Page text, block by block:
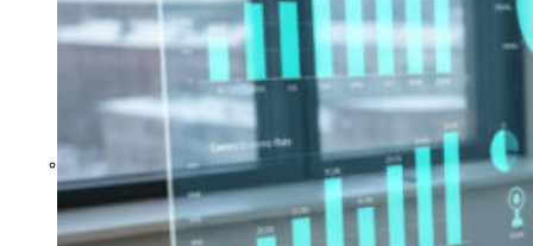
SEPPO JOKINEN KIRJAT JA
RIKOSKIRJALLISUUDEN FAKTAT